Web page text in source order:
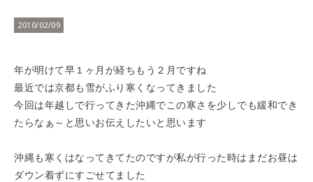
2010/02/09
年が明けて早１ヶ月が経ちもう２月ですね
最近では京都も雪がふり寒くなってきました
今回は年越しで行ってきた沖縄でこの寒さを少しでも緩和でき
たらなぁ～と思いお伝えしたいと思います
沖縄も寒くはなってきてたのですが私が行った時はまだお昼は
ダウン着ずにすごせてました